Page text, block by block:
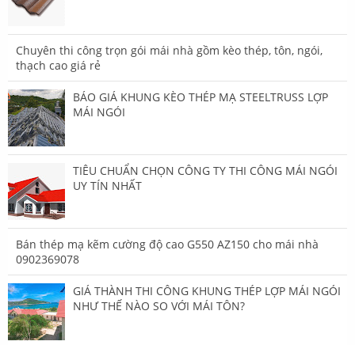
Chuyên thi công trọn gói mái nhà gồm kèo thép, tôn, ngói,
thạch cao giá rẻ
BÁO GIÁ KHUNG KÈO THÉP MẠ STEELTRUSS LỢP
MÁI NGÓI
TIÊU CHUẨN CHỌN CÔNG TY THI CÔNG MÁI NGÓI
UY TÍN NHẤT
Bán thép mạ kẽm cường độ cao G550 AZ150 cho mái nhà
0902369078
GIÁ THÀNH THI CÔNG KHUNG THÉP LỢP MÁI NGÓI
NHƯ THẾ NÀO SO VỚI MÁI TÔN?